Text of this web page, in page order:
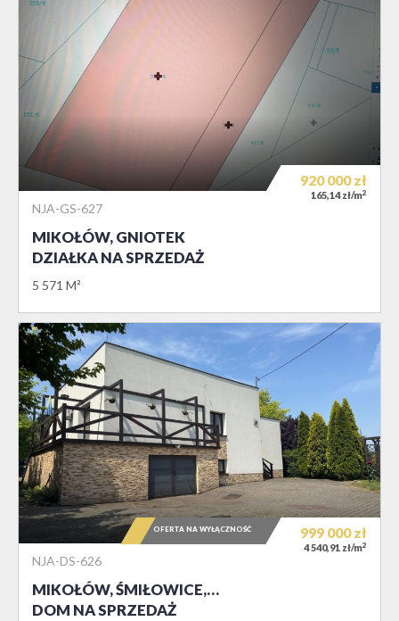
NJA-GS-627
MIKOŁÓW, GNIOTEK
DZIAŁKA NA SPRZEDAŻ
5 571 M²
920 000zł
165,14 zł/m2
NJA-DS-626
MIKOŁÓW, ŚMIŁOWICE,…
DOM NA SPRZEDAŻ
999 000zł
4 540,91 zł/m2
OFERTA NA WYŁĄCZNOŚĆ